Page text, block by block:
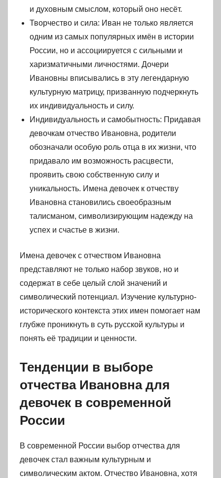
и духовным смыслом, который оно несёт.
Творчество и сила: Иван не только является
одним из самых популярных имён в истории
России, но и ассоциируется с сильными и
харизматичными личностями. Дочери
Ивановны вписывались в эту легендарную
культурную матрицу, призванную подчеркнуть
их индивидуальность и силу.
Индивидуальность и самобытность: Придавая
девочкам отчество Ивановна, родители
обозначали особую роль отца в их жизни, что
придавало им возможность расцвести,
проявить свою собственную силу и
уникальность. Имена девочек к отчеству
Ивановна становились своеобразным
талисманом, символизирующим надежду на
успех и счастье в жизни.
Имена девочек с отчеством Ивановна
представляют не только набор звуков, но и
содержат в себе целый слой значений и
символический потенциал. Изучение культурно-
исторического контекста этих имен помогает нам
глубже проникнуть в суть русской культуры и
понять её традиции и ценности.
Тенденции в выборе
отчества Ивановна для
девочек в современной
России
В современной России выбор отчества для
девочек стал важным культурным и
символическим актом. Отчество Ивановна, хотя